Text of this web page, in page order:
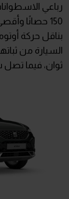
ثوان، فيما تصل